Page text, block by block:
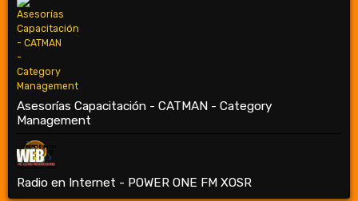
Asesorías Capacitación - CATMAN - Category
Management
Radio en Internet - POWER ONE FM XOSR